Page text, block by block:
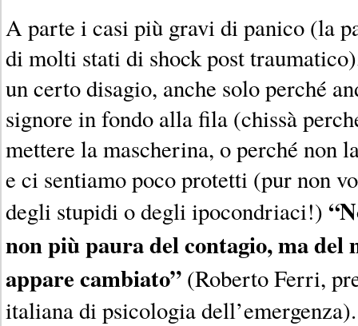
A parte i casi più gravi di panico (la
di molti stati di shock post
un certo disagio, anche solo perché
signore in fondo alla fila (chissà
mettere la mascherina, o perché non
e ci sentiamo poco protetti (pur non
degli stupidi o degli ipocondriaci!)
non più paura del contagio, ma del
appare cambiato” (Roberto Ferri,
italiana di psicologia dell’emergenza).